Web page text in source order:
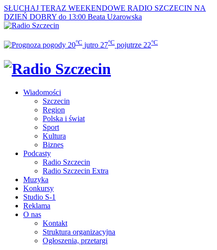
SŁUCHAJ TERAZ WEEKENDOWE RADIO SZCZECIN NA
DZIEŃ DOBRY do 13:00 Beata Użarowska
20°C jutro 27°C pojutrze 22°C
Wiadomości
Szczecin
Region
Polska i świat
Sport
Kultura
Biznes
Podcasty
Radio Szczecin
Radio Szczecin Extra
Muzyka
Konkursy
Studio S-1
Reklama
O nas
Kontakt
Struktura organizacyjna
Ogłoszenia, przetargi